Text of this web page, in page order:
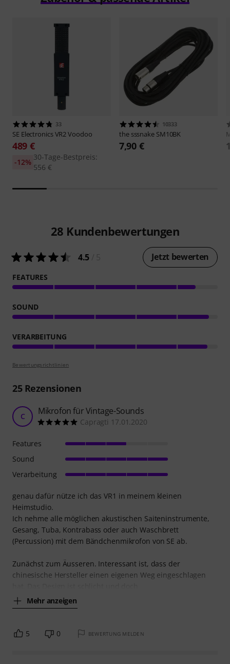
33
SE ElectronicsVR2 Voodoo
489 €
30-Tage-Bestpreis:
556 €
-12%
10333
the sssnake SM10BK
7,90 €
28 Kundenbewertungen
4.5 Jetzt bewerten
FEATURES
SOUND
VERARBEITUNG
Bewertungsrichtlinien
25Rezensionen
C Mikrofon für Vintage-Sounds
Capragti 17.01.2020
genau dafür nütze ich das VR1 in meinem kleinen
Heimstudio.
Ich nehme alle möglichen akustischen Saiteninstrumente,
Gesang, Tuba, Kontrabass oder auch Waschbrett
(Percussion) mit dem Bändchenmikrofon von SE ab.
Zunächst zum Äusseren. Interessant ist, dass der
chinesische Hersteller einen eigenen Weg eingeschlagen
Mehr anzeigen
Features
Sound
Verarbeitung
5 0 BEWERTUNG MELDEN